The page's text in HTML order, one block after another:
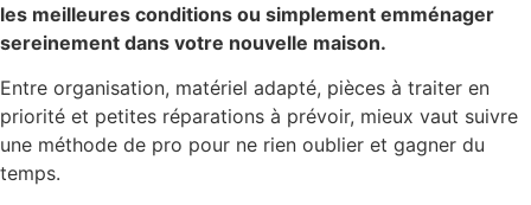
les meilleures conditions ou simplement emménager
sereinement dans votre nouvelle maison.
Entre organisation, matériel adapté, pièces à traiter en
priorité et petites réparations à prévoir, mieux vaut suivre
une méthode de pro pour ne rien oublier et gagner du
temps.